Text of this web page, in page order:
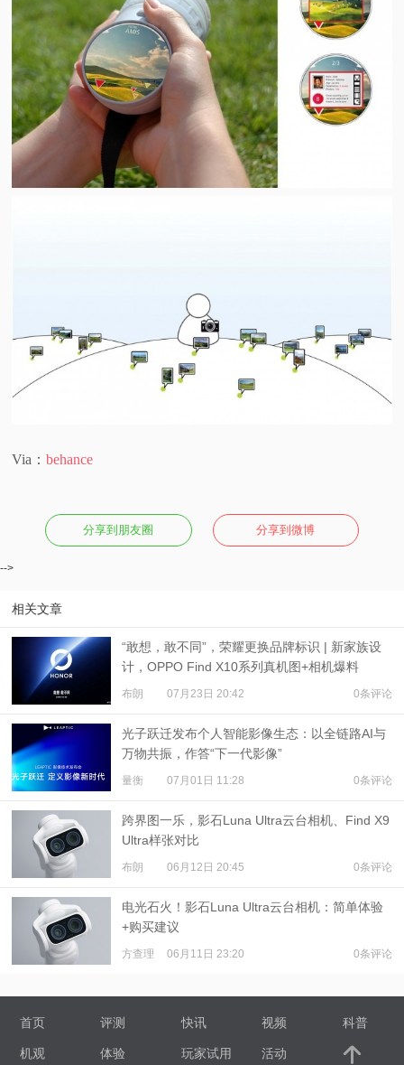
Via：behance
分享到朋友圈 分享到微博
-->
相关文章
“敢想，敢不同”，荣耀更换品牌标识 | 新家族设
计，OPPO Find X10系列真机图+相机爆料
布朗 07月23日 20:42 0条评论
光子跃迁发布个人智能影像生态：以全链路AI与
万物共振，作答“下一代影像”
量衡 07月01日 11:28 0条评论
跨界图一乐，影石Luna Ultra云台相机、Find X9
Ultra样张对比
布朗 06月12日 20:45 0条评论
电光石火！影石Luna Ultra云台相机：简单体验
+购买建议
方查理 06月11日 23:20 0条评论
首页 评测 快讯 视频 科普
机观 体验 玩家试用 活动